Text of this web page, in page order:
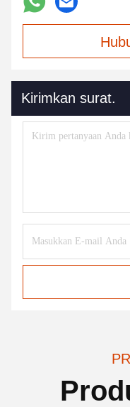
Kirimkan surat.